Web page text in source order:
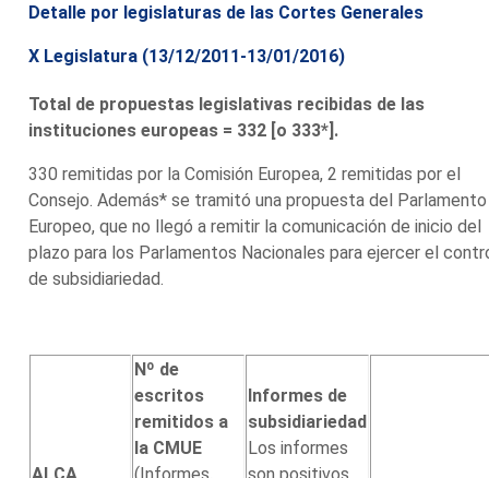
Detalle por legislaturas de las Cortes Generales
X Legislatura (13/12/2011-13/01/2016)
Total de propuestas legislativas recibidas de las
instituciones europeas = 332 [o 333*].
330 remitidas por la Comisión Europea, 2 remitidas por el
Consejo. Además* se tramitó una propuesta del Parlamento
Europeo, que no llegó a remitir la comunicación de inicio del
plazo para los Parlamentos Nacionales para ejercer el
de subsidiariedad.
ALCA
Nº de
escritos
remitidos a
la CMUE
(Informes,
Informes de
subsidiariedad
Los informes
son positivos